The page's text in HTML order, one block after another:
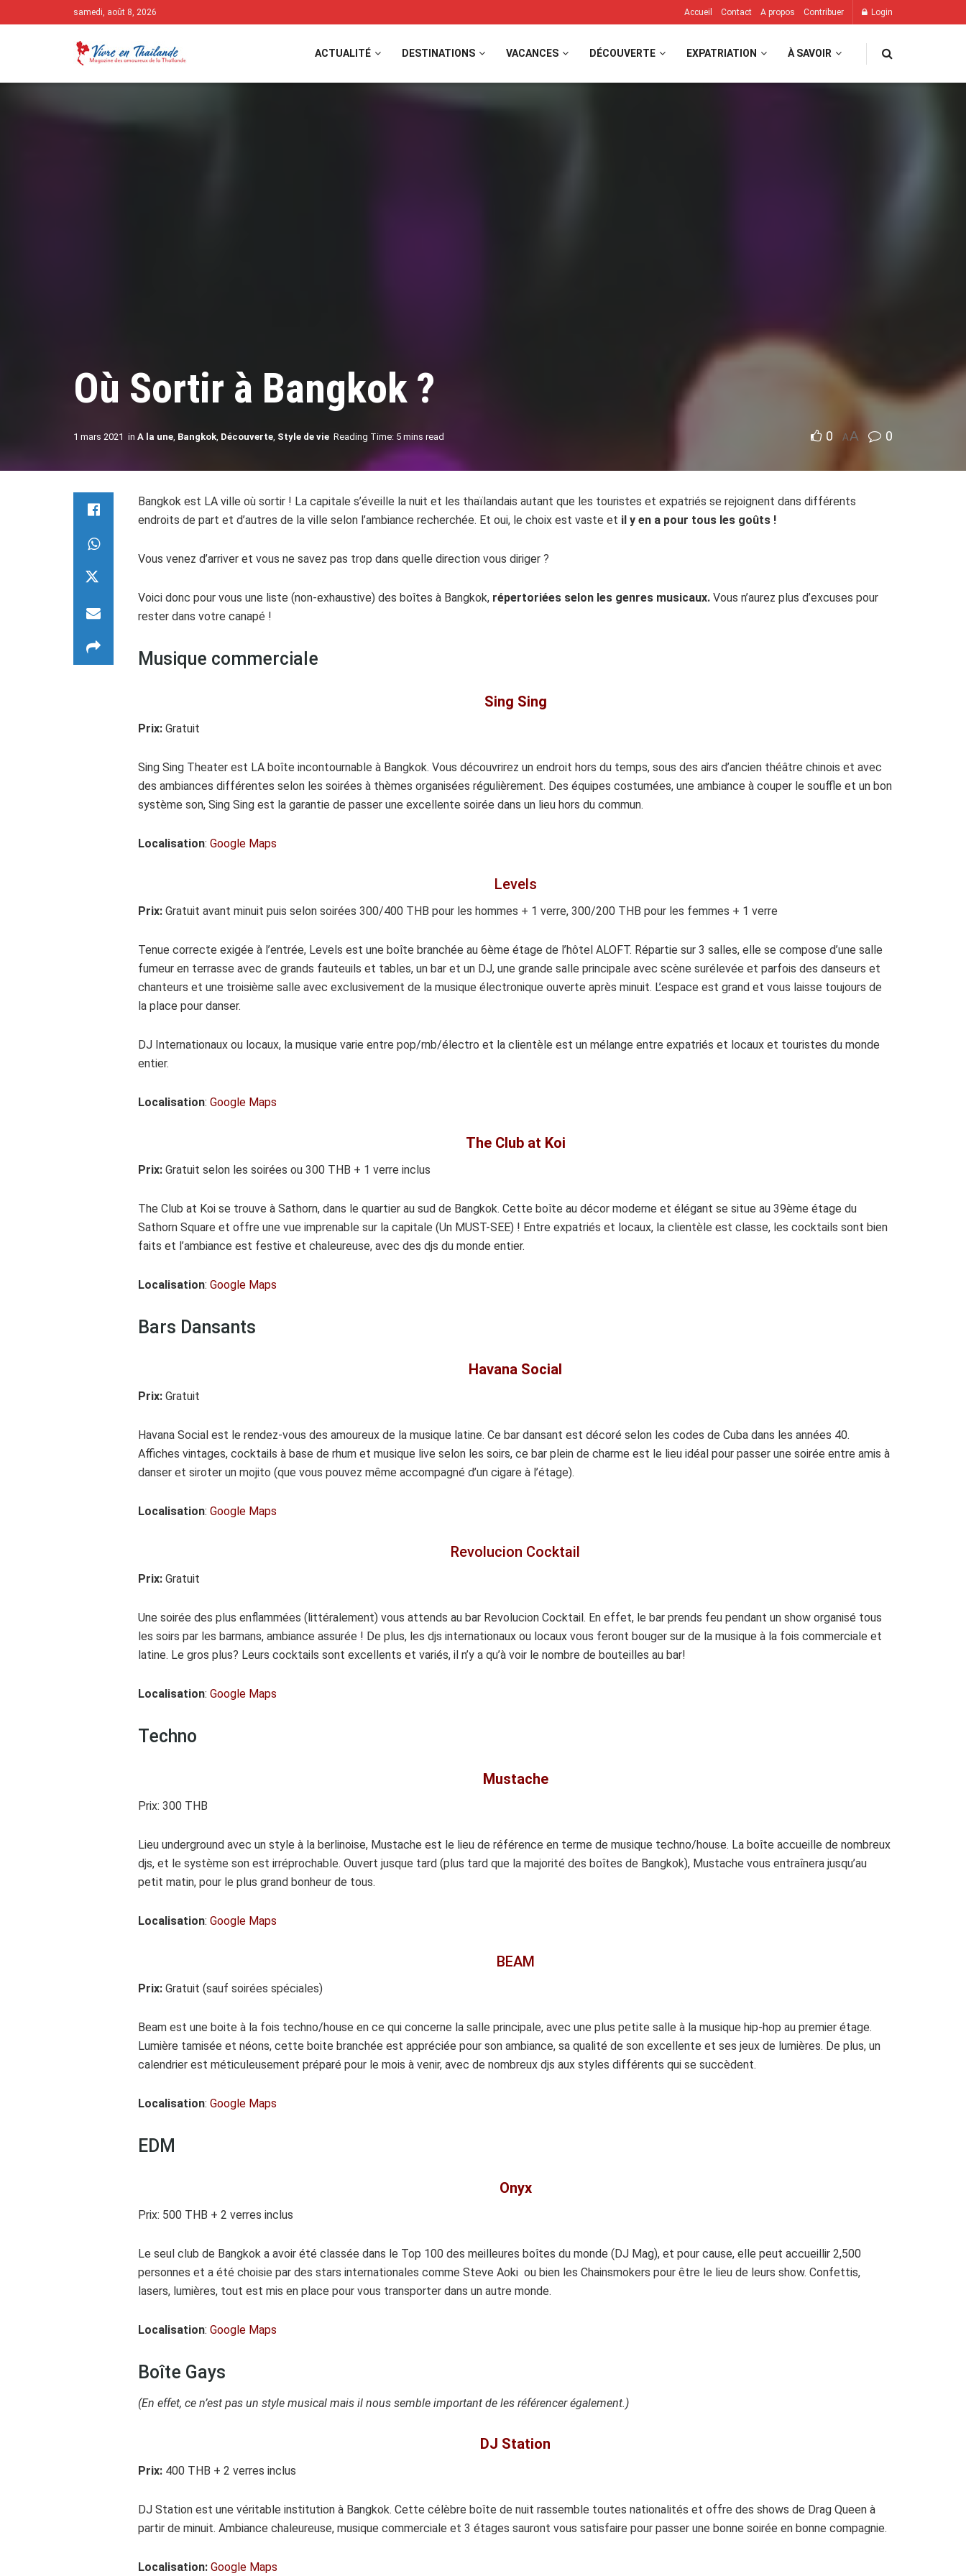
samedi, août 8, 2026 Accueil Contact A propos Contribuer Login
ACTUALITÉ DESTINATIONS VACANCES DÉCOUVERTE EXPATRIATION À SAVOIR
Où Sortir à Bangkok ?
1 mars 2021 in A la une, Bangkok, Découverte, Style de vie Reading Time: 5 mins read 0 AA 0
Bangkok est LA ville où sortir ! La capitale s’éveille la nuit et les thaïlandais autant que les touristes et expatriés se rejoignent dans différents
endroits de part et d’autres de la ville selon l’ambiance recherchée. Et oui, le choix est vaste et il y en a pour tous les goûts !
Vous venez d’arriver et vous ne savez pas trop dans quelle direction vous diriger ?
Voici donc pour vous une liste (non-exhaustive) des boîtes à Bangkok, répertoriées selon les genres musicaux. Vous n’aurez plus d’excuses pour
rester dans votre canapé !
Musique commerciale
Sing Sing
Prix: Gratuit
Sing Sing Theater est LA boîte incontournable à Bangkok. Vous découvrirez un endroit hors du temps, sous des airs d’ancien théâtre chinois et avec
des ambiances différentes selon les soirées à thèmes organisées régulièrement. Des équipes costumées, une ambiance à couper le souffle et un bon
système son, Sing Sing est la garantie de passer une excellente soirée dans un lieu hors du commun.
Localisation: Google Maps
Levels
Prix: Gratuit avant minuit puis selon soirées 300/400 THB pour les hommes + 1 verre, 300/200 THB pour les femmes + 1 verre
Tenue correcte exigée à l’entrée, Levels est une boîte branchée au 6ème étage de l’hôtel ALOFT. Répartie sur 3 salles, elle se compose d’une salle
fumeur en terrasse avec de grands fauteuils et tables, un bar et un DJ, une grande salle principale avec scène surélevée et parfois des danseurs et
chanteurs et une troisième salle avec exclusivement de la musique électronique ouverte après minuit. L’espace est grand et vous laisse toujours de
la place pour danser.
DJ Internationaux ou locaux, la musique varie entre pop/rnb/électro et la clientèle est un mélange entre expatriés et locaux et touristes du monde
entier.
Localisation: Google Maps
The Club at Koi
Prix: Gratuit selon les soirées ou 300 THB + 1 verre inclus
The Club at Koi se trouve à Sathorn, dans le quartier au sud de Bangkok. Cette boîte au décor moderne et élégant se situe au 39ème étage du
Sathorn Square et offre une vue imprenable sur la capitale (Un MUST-SEE) ! Entre expatriés et locaux, la clientèle est classe, les cocktails sont bien
faits et l’ambiance est festive et chaleureuse, avec des djs du monde entier.
Localisation: Google Maps
Bars Dansants
Havana Social
Prix: Gratuit
Havana Social est le rendez-vous des amoureux de la musique latine. Ce bar dansant est décoré selon les codes de Cuba dans les années 40.
Affiches vintages, cocktails à base de rhum et musique live selon les soirs, ce bar plein de charme est le lieu idéal pour passer une soirée entre amis à
danser et siroter un mojito (que vous pouvez même accompagné d’un cigare à l’étage).
Localisation: Google Maps
Revolucion Cocktail
Prix: Gratuit
Une soirée des plus enflammées (littéralement) vous attends au bar Revolucion Cocktail. En effet, le bar prends feu pendant un show organisé tous
les soirs par les barmans, ambiance assurée ! De plus, les djs internationaux ou locaux vous feront bouger sur de la musique à la fois commerciale et
latine. Le gros plus? Leurs cocktails sont excellents et variés, il n’y a qu’à voir le nombre de bouteilles au bar!
Localisation: Google Maps
Techno
Mustache
Prix: 300 THB
Lieu underground avec un style à la berlinoise, Mustache est le lieu de référence en terme de musique techno/house. La boîte accueille de nombreux
djs, et le système son est irréprochable. Ouvert jusque tard (plus tard que la majorité des boîtes de Bangkok), Mustache vous entraînera jusqu’au
petit matin, pour le plus grand bonheur de tous.
Localisation: Google Maps
BEAM
Prix: Gratuit (sauf soirées spéciales)
Beam est une boite à la fois techno/house en ce qui concerne la salle principale, avec une plus petite salle à la musique hip-hop au premier étage.
Lumière tamisée et néons, cette boite branchée est appréciée pour son ambiance, sa qualité de son excellente et ses jeux de lumières. De plus, un
calendrier est méticuleusement préparé pour le mois à venir, avec de nombreux djs aux styles différents qui se succèdent.
Localisation: Google Maps
EDM
Onyx
Prix: 500 THB + 2 verres inclus
Le seul club de Bangkok a avoir été classée dans le Top 100 des meilleures boîtes du monde (DJ Mag), et pour cause, elle peut accueillir 2,500
personnes et a été choisie par des stars internationales comme Steve Aoki ou bien les Chainsmokers pour être le lieu de leurs show. Confettis,
lasers, lumières, tout est mis en place pour vous transporter dans un autre monde.
Localisation: Google Maps
Boîte Gays
(En effet, ce n’est pas un style musical mais il nous semble important de les référencer également.)
DJ Station
Prix: 400 THB + 2 verres inclus
DJ Station est une véritable institution à Bangkok. Cette célèbre boîte de nuit rassemble toutes nationalités et offre des shows de Drag Queen à
partir de minuit. Ambiance chaleureuse, musique commerciale et 3 étages sauront vous satisfaire pour passer une bonne soirée en bonne compagnie.
Localisation: Google Maps